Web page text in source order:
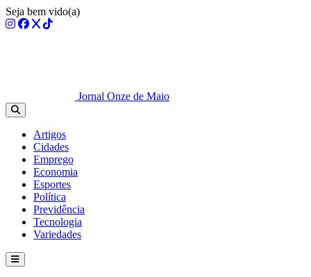
Seja bem vido(a)
Jornal Onze de Maio
Artigos
Cidades
Emprego
Economia
Esportes
Política
Previdência
Tecnologia
Variedades